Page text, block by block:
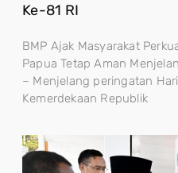
Ke-81 RI
BMP Ajak Masyarakat
Papua Tetap Aman
– Menjelang peringatan
Kemerdekaan Republik